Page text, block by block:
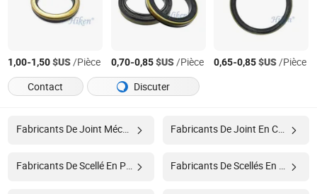
1,00-1,50$US/Pièce 0,70-0,85$US/Pièce 0,65-0,85$US/Pièce
Contact
Discuter
Fabricants De Joint Mécanique Fabricants De Joint En Caoutchouc
Fabricants De Scellé En Plastique